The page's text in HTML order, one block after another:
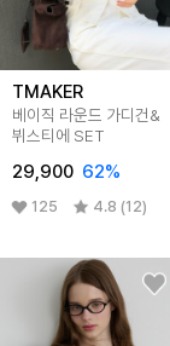
TMAKER
베이직 라운드 가디건&
뷔스티에 SET
29,900 62%
125 4.8 (12)